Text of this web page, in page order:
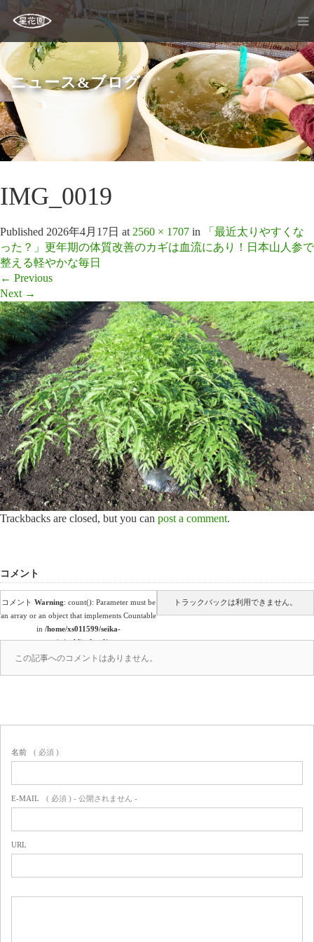
ニュース&ブログ
IMG_0019
Published 2026年4月17日 at 2560 × 1707 in
「最近太りやすくな
った？」更年期の体質改善のカギは血流にあり！日本山人参で
整える軽やかな毎日
← Previous
Next →
Trackbacks are closed, but you can post a comment.
コメント
コメント Warning: count(): Parameter must be
an array or an object that implements Countable
in /home/xs011599/seika-
en.co.jp/public_html/wp-
content/themes/amore_tcd028/comments.php
トラックバックは利用できません。
この記事へのコメントはありません。
名前 ( 必須 )
E-MAIL ( 必須 ) - 公開されません -
URL